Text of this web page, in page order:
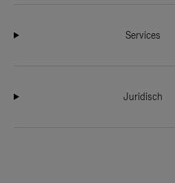
Services
Juridisch